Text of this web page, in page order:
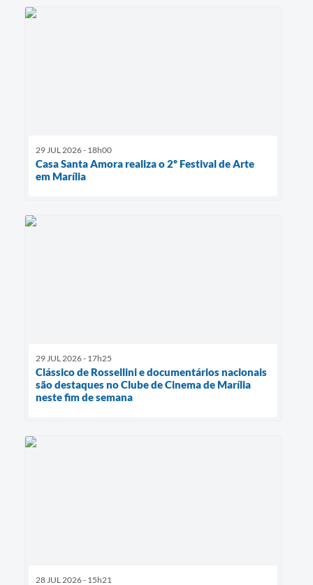
29 JUL 2026 - 18h00
Casa Santa Amora realiza o 2º Festival de Arte
em Marília
29 JUL 2026 - 17h25
Clássico de Rossellini e documentários nacionais
são destaques no Clube de Cinema de Marília
neste fim de semana
28 JUL 2026 - 15h21